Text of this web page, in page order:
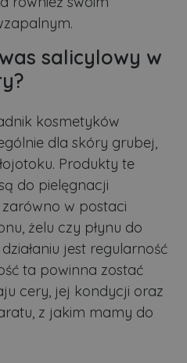
salicylowy w
kosmetyków
dla skóry grubej,
Produkty te
do pielęgnacji
w postaci
żelu czy płynu do
jest regularność
ta powinna zostać
cery, jej kondycji oraz
z jakim mamy do